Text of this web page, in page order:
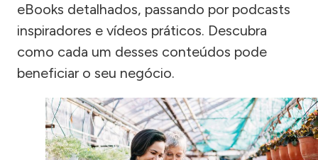
eBooks detalhados, passando por podcasts
inspiradores e vídeos práticos. Descubra
como cada um desses conteúdos pode
beneficiar o seu negócio.